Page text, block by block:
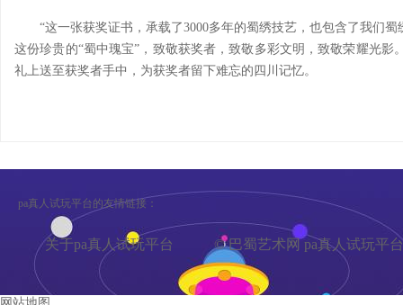
“这一张获奖证书，承载了3000多年的蜀绣技艺，也包含了我们
这份珍贵的“蜀中瑰宝”，致敬获奖者，致敬多彩文明，致敬荣耀光
礼上送至获奖者手中，为获奖者留下难忘的四川记忆。
pa真人试玩平台的友情链接：
关于pa真人试玩平台 © 巴蜀艺术网 pa真人试玩平